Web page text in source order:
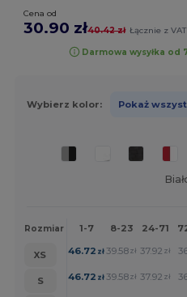
Cena od
30.90 zł40.42 zł Łącznie z VAT
Darmowa wysyłka od
Wybierz kolor: Pokaż
Rozmiar 1-7 8-23 24-71
XS 46.72 zł 39.58zł 37.92 zł
S
46.72 zł 39.58zł 37.92 zł